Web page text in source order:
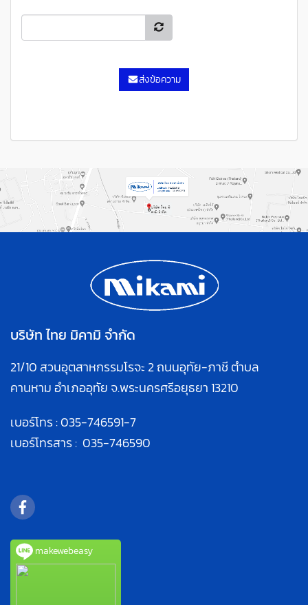
ส่งข้อความ
บริษัท ไทย มิคามิ จำกัด
21/10 สวนอุตสาหกรรมโรจะ 2 ถนนอุทัย-ภาชี ตำบล
คานหาม อำเภออุทัย จ.พระนครศรีอยุธยา 13210
เบอร์โทร :035-746591-7
เบอร์โทรสาร : 035-746590
makewebeasy